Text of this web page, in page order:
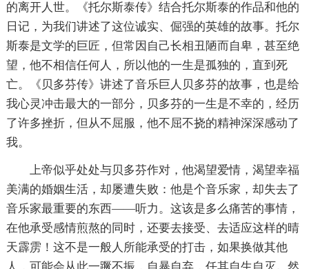
的离开人世。《托尔斯泰传》结合托尔斯泰的作品和他的
日记，为我们讲述了这位诚实、倔强的英雄的故事。托尔
斯泰是文学的巨匠，但常因自己长相丑陋而自卑，甚至绝
望，他不相信任何人，所以他的一生是孤独的，直到死
亡。《贝多芬传》讲述了音乐巨人贝多芬的故事，也是给
我心灵冲击最大的一部分，贝多芬的一生是不幸的，经历
了许多挫折，但从不屈服，他不屈不挠的精神深深感动了
我。
上帝似乎处处与贝多芬作对，他渴望爱情，渴望幸福
美满的婚姻生活，却屡遭失败：他是个音乐家，却失去了
音乐家最重要的东西——听力。这该是多么痛苦的事情，
在他承受感情煎熬的同时，还要去接受、去适应这样的晴
天霹雳！这不是一般人所能承受的打击，如果换做其他